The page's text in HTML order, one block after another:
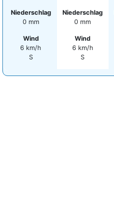
Niederschlag
0 mm
Wind
6 km/h
S
Niederschlag
0 mm
Wind
6 km/h
S